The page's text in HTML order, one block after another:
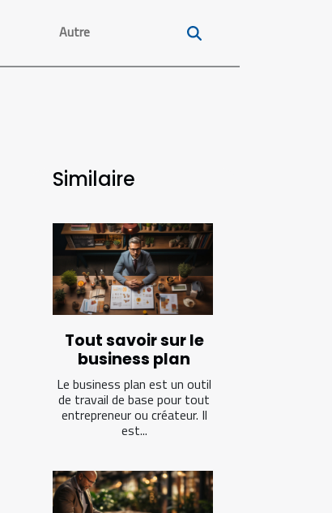
Autre
Similaire
Tout savoir sur le
business plan
Le business plan est un outil
de travail de base pour tout
entrepreneur ou créateur. Il
est...